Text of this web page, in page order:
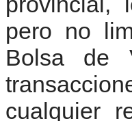
pero no
Bolsa de
cualquier